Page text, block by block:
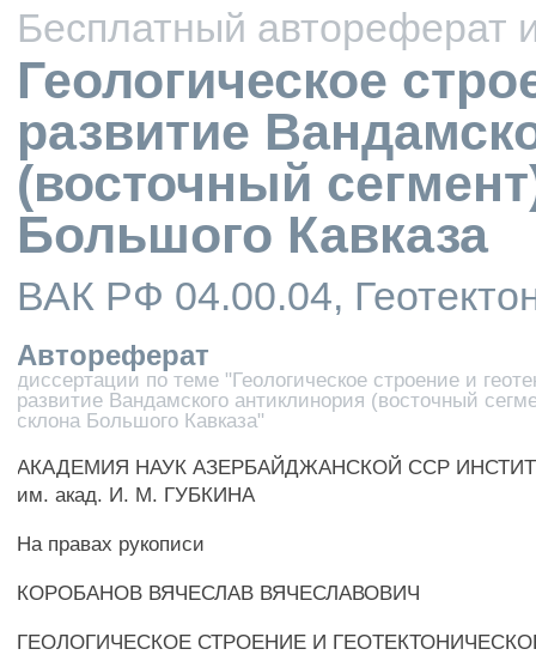
Бесплатный автореферат
Геологическое
развитие
(восточный
Большого Кавказа
ВАК РФ 04.00.04,
Автореферат
диссертации по теме "Геологическое строение и
развитие Вандамского антиклинория (восточный
склона Большого Кавказа"
АКАДЕМИЯ НАУК АЗЕРБАЙДЖАНСКОЙ ССР
им. акад. И. М. ГУБКИНА
На правах рукописи
КОРОБАНОВ ВЯЧЕСЛАВ ВЯЧЕСЛАВОВИЧ
ГЕОЛОГИЧЕСКОЕ СТРОЕНИЕ И